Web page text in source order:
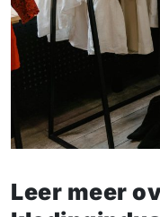
Leer meer